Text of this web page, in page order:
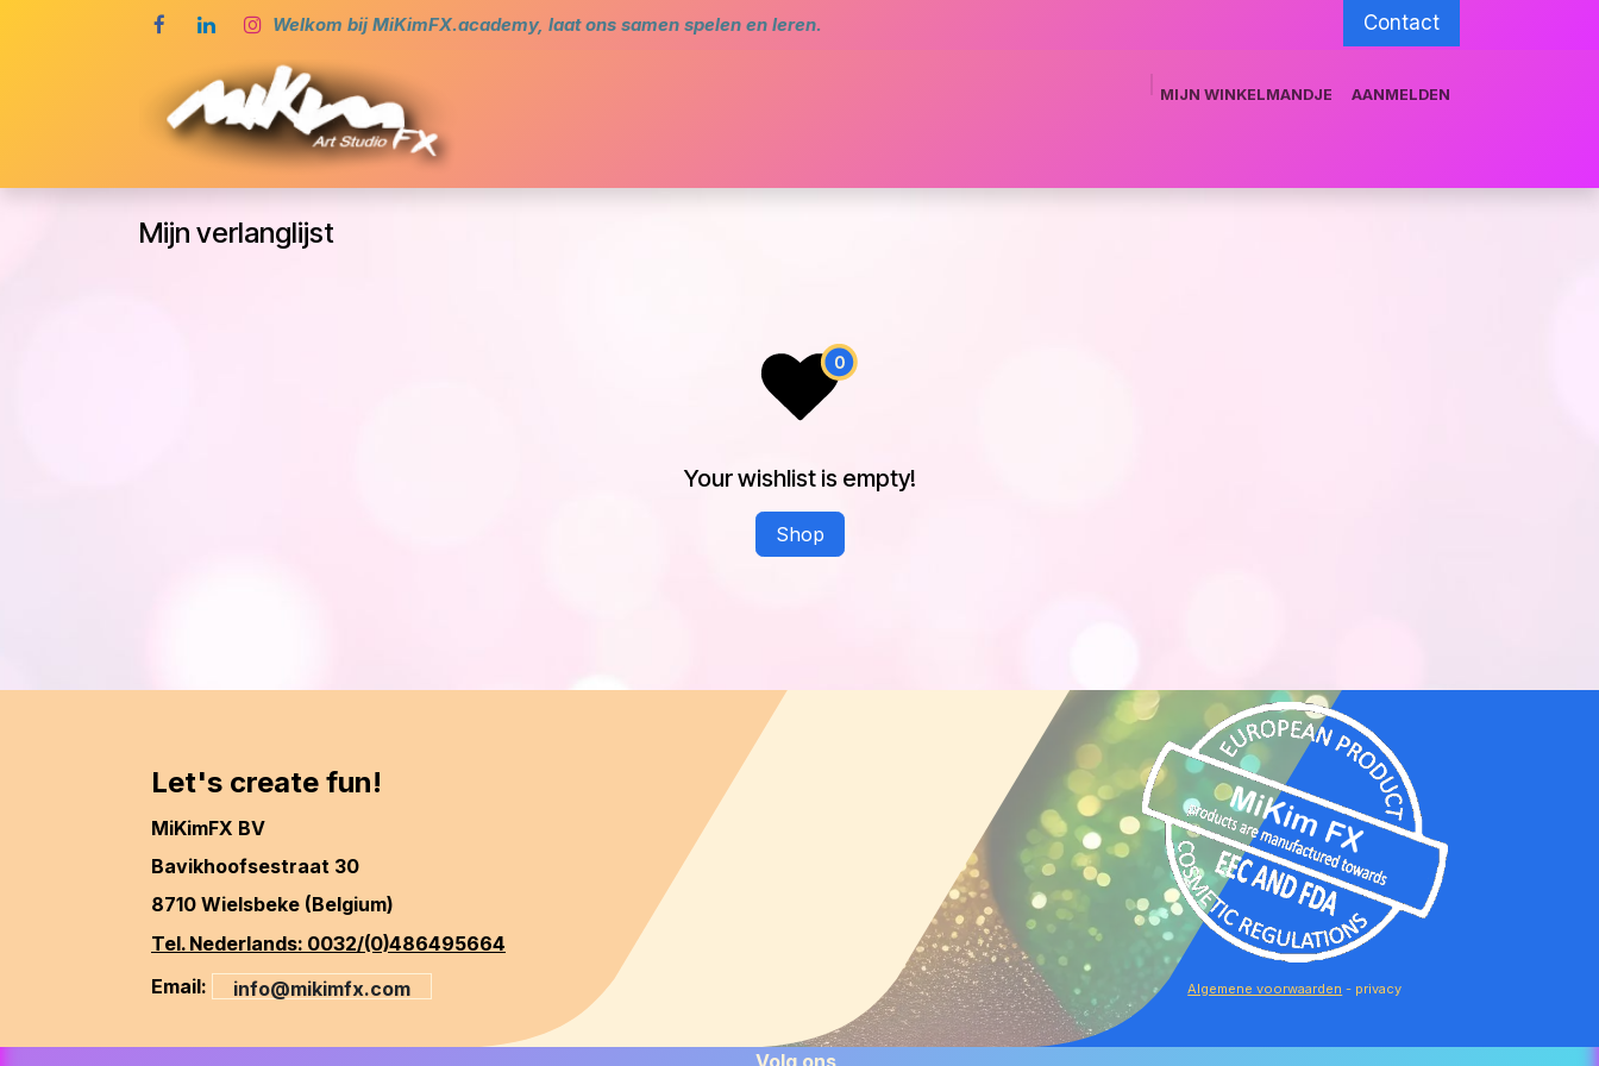
Overslaan naar inhoud Welkom bij MiKimFX.academy, laat ons samen spelen en leren. Contact
MIJN WINKELMANDJE AANMELDEN
Mijn verlanglijst
Your wishlist is empty!
Shop
Algemene voorwaarden - privacy
Let's create fun!
MiKimFX BV
Bavikhoofsestraat 30
8710 Wielsbeke (Belgium)
Tel. Nederlands: 0032/(0)486495664
Email:
info@mikimfx.com
Volg ons